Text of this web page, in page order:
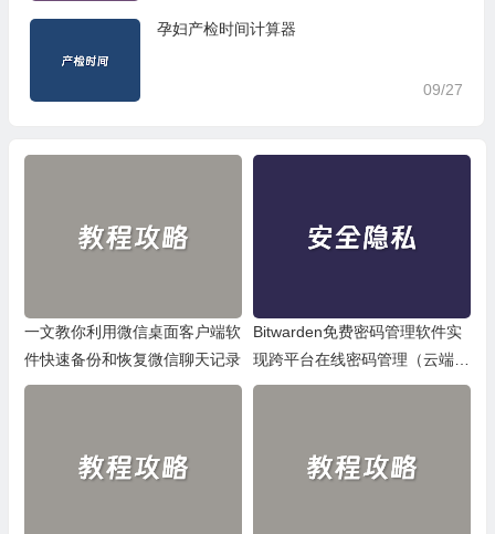
孕妇产检时间计算器
09/27
一文教你利用微信桌面客户端软
件快速备份和恢复微信聊天记录
Bitwarden免费密码管理软件实
现跨平台在线密码管理（云端密
码存储）